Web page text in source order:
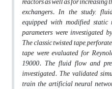
exchangers. In the study,
equipped with modified
parameters were investigated
The classic twisted tape,
tape were evaluated for
19000. The fluid flow and
investigated. The validated
train the artificial neural